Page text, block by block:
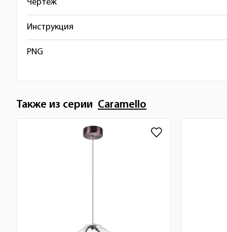
Чертёж
Инструкция
PNG
Также из серии Caramello